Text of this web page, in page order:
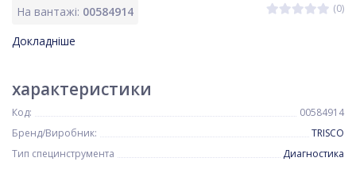
На вантажі: 00584914 (0)
Докладніше
характеристики
Код:
00584914
Бренд/Виробник:
TRISCO
Тип специнструмента
Диагностика